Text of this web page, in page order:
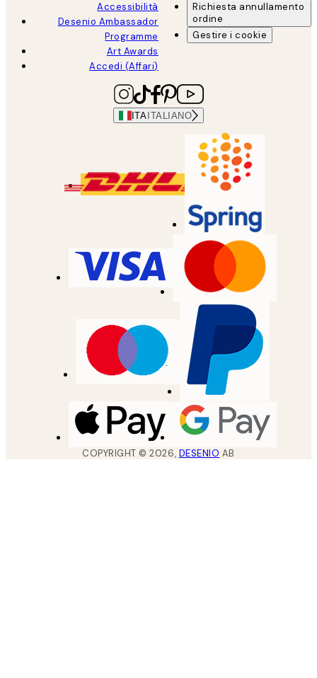
Accessibilità
Desenio Ambassador
Programme
Art Awards
Accedi (Affari)
Richiesta annullamento
ordine
Gestire i cookie
ITA ITALIANO
COPYRIGHT ©2026, DESENIO AB